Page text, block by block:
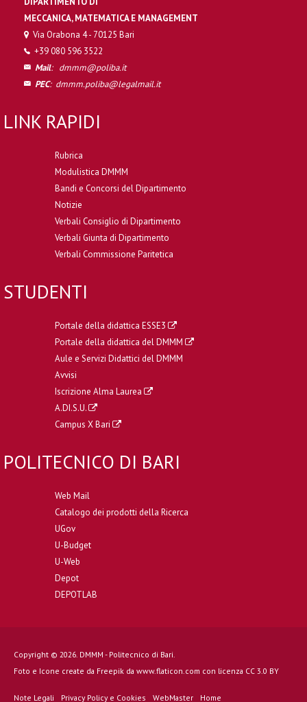
MECCANICA, MATEMATICA E MANAGEMENT
Via Orabona 4 - 70125 Bari
+39 080 596 3522
Mail: dmmm@poliba.it
PEC: dmmm.poliba@legalmail.it
LINK RAPIDI
Rubrica
Modulistica DMMM
Bandi e Concorsi del Dipartimento
Notizie
Verbali Consiglio di Dipartimento
Verbali Giunta di Dipartimento
Verbali Commissione Paritetica
STUDENTI
Portale della didattica ESSE3
Portale della didattica del DMMM
Aule e Servizi Didattici del DMMM
Avvisi
Iscrizione Alma Laurea
A.DI.S.U.
Campus X Bari
POLITECNICO DI BARI
Web Mail
Catalogo dei prodotti della Ricerca
UGov
U-Budget
U-Web
Depot
DEPOTLAB
Copyright © 2026. DMMM - Politecnico di Bari.
Foto e Icone create da Freepik da www.flaticon.com con licenza CC 3.0 BY
Note Legali Privacy Policy e Cookies WebMaster Home